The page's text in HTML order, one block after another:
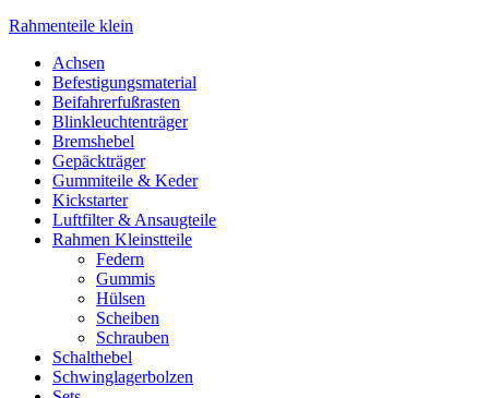
Rahmenteile klein
Achsen
Befestigungsmaterial
Beifahrerfußrasten
Blinkleuchtenträger
Bremshebel
Gepäckträger
Gummiteile & Keder
Kickstarter
Luftfilter & Ansaugteile
Rahmen Kleinstteile
Federn
Gummis
Hülsen
Scheiben
Schrauben
Schalthebel
Schwinglagerbolzen